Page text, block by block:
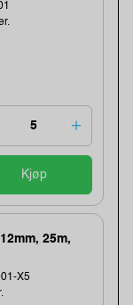
Kjøp
25m,
X5